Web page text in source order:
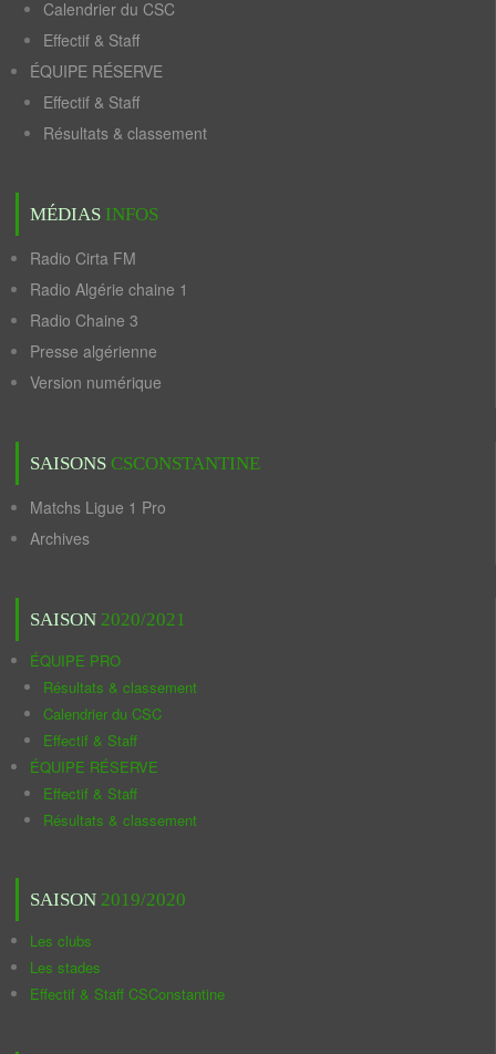
Calendrier du CSC
Effectif & Staff
ÉQUIPE RÉSERVE
Effectif & Staff
Résultats & classement
MÉDIAS INFOS
Radio Cirta FM
Radio Algérie chaine 1
Radio Chaine 3
Presse algérienne
Version numérique
SAISONS CSCONSTANTINE
Matchs Ligue 1 Pro
Archives
SAISON 2020/2021
ÉQUIPE PRO
Résultats & classement
Calendrier du CSC
Effectif & Staff
ÉQUIPE RÉSERVE
Effectif & Staff
Résultats & classement
SAISON 2019/2020
Les clubs
Les stades
Effectif & Staff CSConstantine